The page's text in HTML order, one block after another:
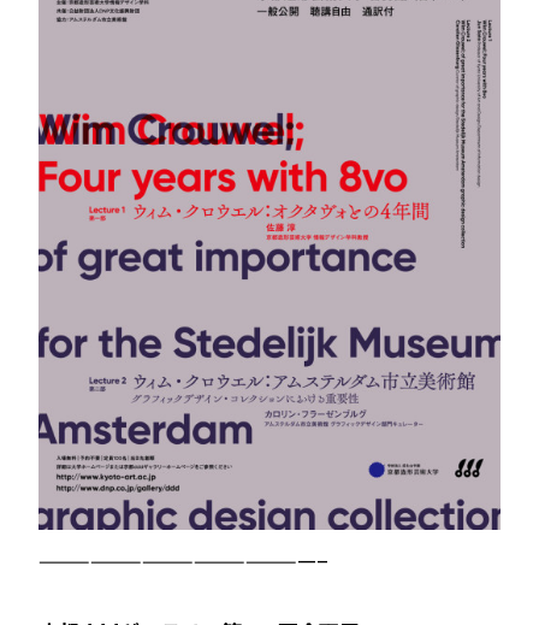
————————————————–